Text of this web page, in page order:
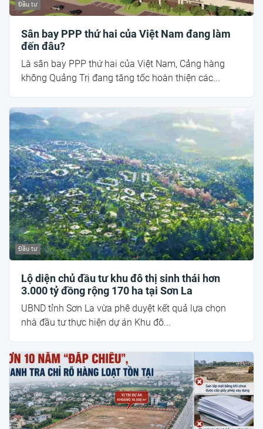
Đầu tư
Sân bay PPP thứ hai của Việt Nam đang làm
đến đâu?
Là sân bay PPP thứ hai của Việt Nam, Cảng hàng
không Quảng Trị đang tăng tốc hoàn thiện các...
Đầu tư
Lộ diện chủ đầu tư khu đô thị sinh thái hơn
3.000 tỷ đồng rộng 170 ha tại Sơn La
UBND tỉnh Sơn La vừa phê duyệt kết quả lựa chọn
nhà đầu tư thực hiện dự án Khu đô...